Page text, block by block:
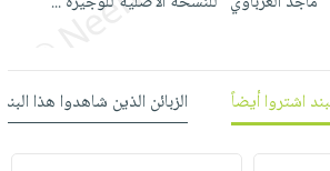
اشتروا أيضاً الزبائن الذين شاهدوا هذا